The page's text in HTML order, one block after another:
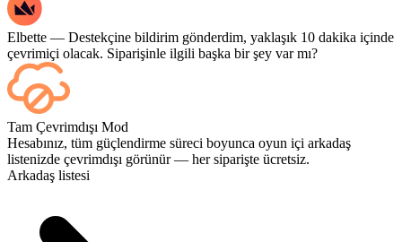
Elbette — Destekçine bildirim gönderdim, yaklaşık 10 dakika içinde
çevrimiçi olacak. Siparişinle ilgili başka bir şey var mı?
Evet; her maç bittiğinde kontrol panelinizde görünür. Eğer oyunları
bizzat izlemek isterseniz, ödeme sırasında Yayın İzleme (Streaming)
seçeneğini ekleyin.
Tam Çevrimdışı Mod
Hesabınız, tüm güçlendirme süreci boyunca oyun içi arkadaş
listenizde çevrimdışı görünür — her siparişte ücretsiz.
Arkadaş listesi